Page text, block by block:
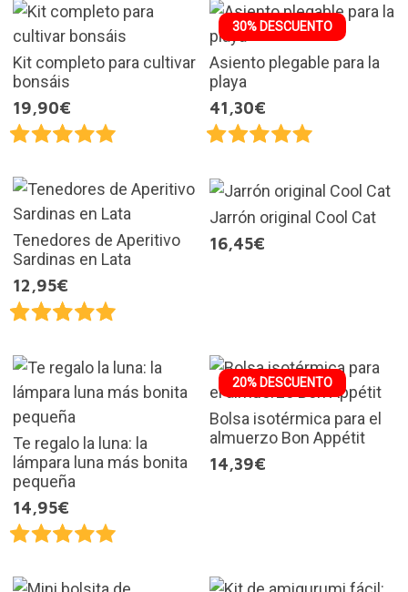
Kit completo para cultivar
bonsáis
19,90€
30% DESCUENTO
Asiento plegable para la
playa
41,30€
Tenedores de Aperitivo
Sardinas en Lata
12,95€
Jarrón original Cool Cat
16,45€
Te regalo la luna: la
lámpara luna más bonita
pequeña
14,95€
20% DESCUENTO
Bolsa isotérmica para el
almuerzo Bon Appétit
14,39€